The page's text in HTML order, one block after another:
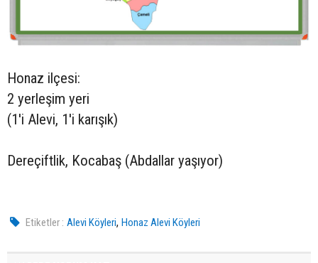
Honaz ilçesi:
2 yerleşim yeri
(1'i Alevi, 1'i karışık)
Dereçiftlik, Kocabaş (Abdallar yaşıyor)
Etiketler : Alevi Köyleri,Honaz Alevi Köyleri